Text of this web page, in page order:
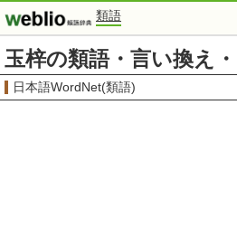
類語
玉梓の類語・言い換え
日本語WordNet(類語)